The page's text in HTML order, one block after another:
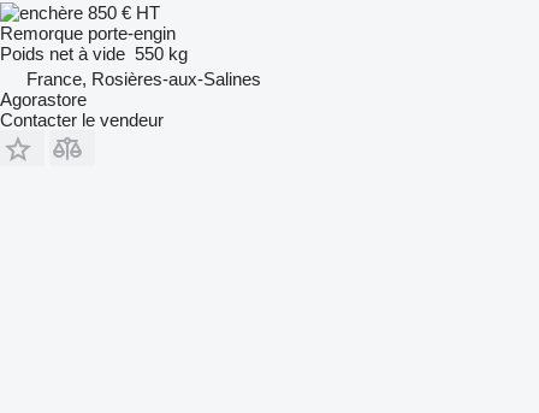
850 € HT
Remorque porte-engin
Poids net à vide 550 kg
France, Rosières-aux-Salines
Agorastore
Contacter le vendeur